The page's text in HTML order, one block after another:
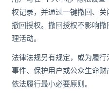
权记录，并通过一键撤回、
撤回授权。撤回授权不影响
理活动。
法律法规另有规定，或为履
事件、保护用户或公众生命
依法履行最小必要原则。